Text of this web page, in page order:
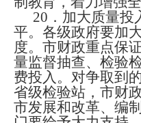
20 ．加大质量
平。各级政府要加
度。市财政重点保
量监督抽查、检验
费投入。对争取到
省级检验站，市财
市发展和改革、编